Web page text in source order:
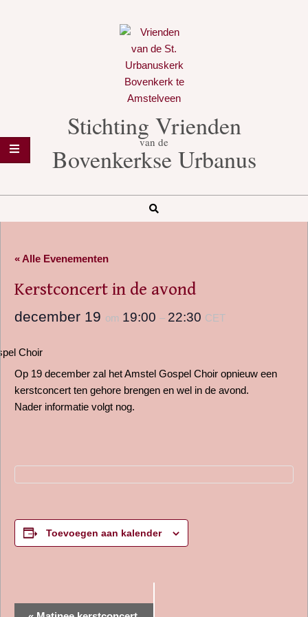
Stichting Vrienden
van de
Bovenkerkse Urbanus
Search
Menu« Alle Evenementen
Kerstconcert in de avond
december 19 om 19:00 – 22:30 CET
Op 19 december zal het Amstel Gospel Choir opnieuw een
kerstconcert ten gehore brengen en wel in de avond.
Nader informatie volgt nog.
Toevoegen aan kalender